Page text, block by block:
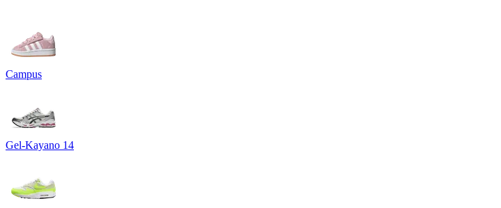
Campus
Gel-Kayano 14